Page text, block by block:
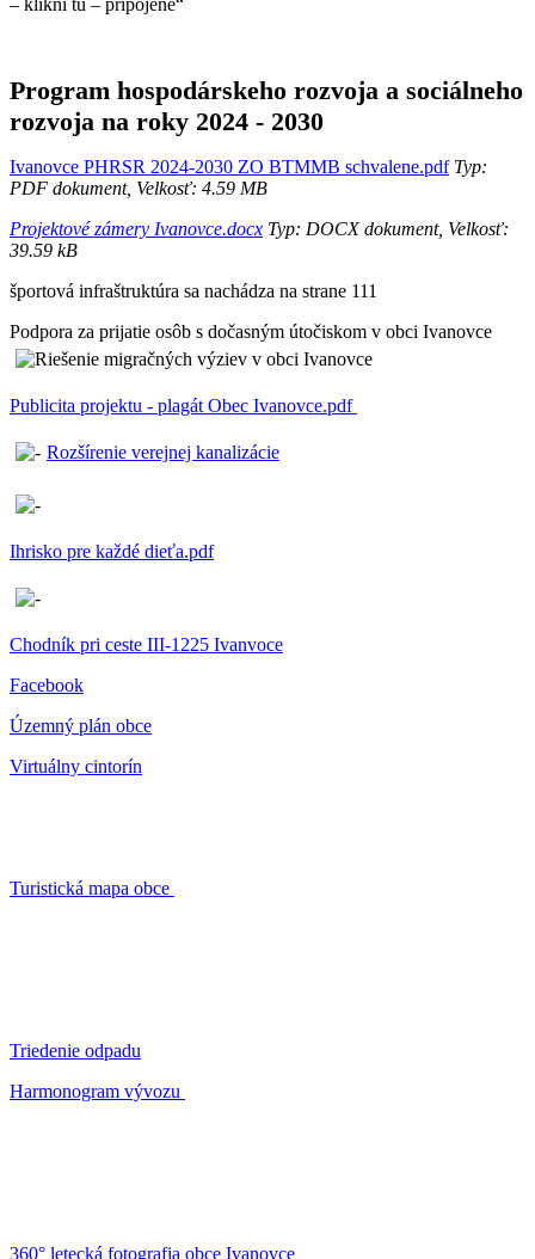
– klikni tu – pripojené“
Program hospodárskeho rozvoja a sociálneho
rozvoja na roky 2024 - 2030
Ivanovce PHRSR 2024-2030 ZO BTMMB schvalene.pdfTyp:
PDF dokument, Velkosť: 4.59 MB
Projektové zámery Ivanovce.docx Typ: DOCX dokument, Velkosť:
39.59 kB
športová infraštruktúra sa nachádza na strane 111
Podpora za prijatie osôb s dočasným útočiskom v obci Ivanovce
Publicita projektu - plagát Obec Ivanovce.pdf
Rozšírenie verejnej kanalizácie
Ihrisko pre každé dieťa.pdf
Chodník pri ceste III-1225 Ivanvoce
Facebook
Územný plán obce
Virtuálny cintorín
Turistická mapa obce
Triedenie odpadu
Harmonogram vývozu
360° letecká fotografia obce Ivanovce